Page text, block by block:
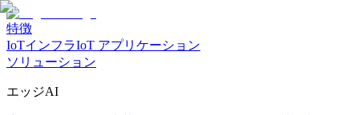
特徴
IoTインフラIoT アプリケーション
ソリューション
エッジAI